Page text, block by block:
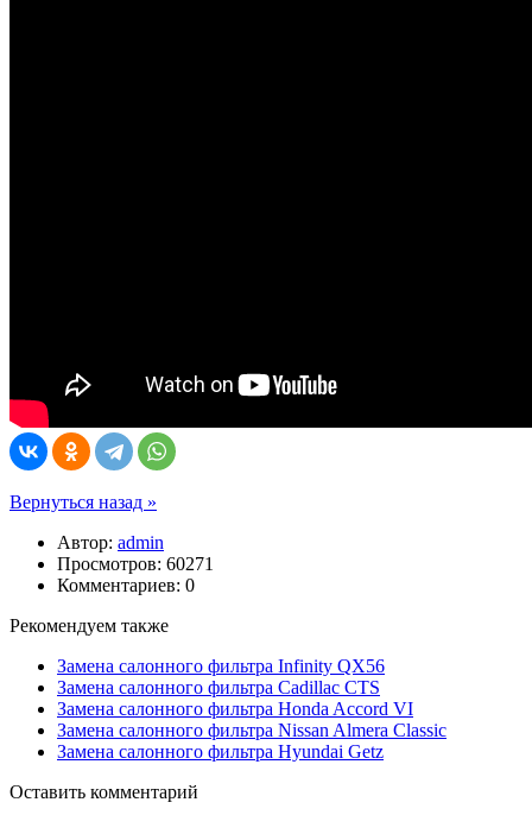
Вернуться назад »
Автор: admin
Просмотров: 60271
Комментариев: 0
Рекомендуем также
Замена салонного фильтра Infinity QX56
Замена салонного фильтра Cadillac CTS
Замена салонного фильтра Honda Accord VI
Замена салонного фильтра Nissan Almera Classic
Замена салонного фильтра Hyundai Getz
Оставить комментарий